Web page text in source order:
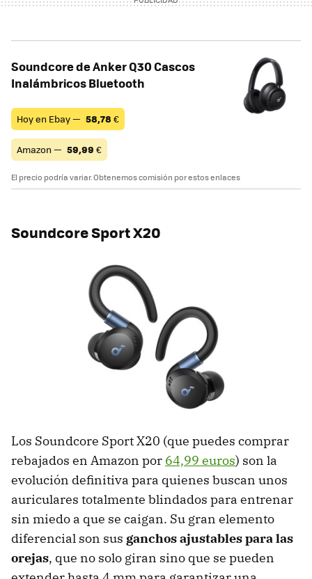
Soundcore de Anker Q30 Cascos
Inalámbricos Bluetooth
Hoy en Ebay — 58,78 €
Amazon — 59,99 €
El precio podría variar. Obtenemos comisión por estos enlaces
Soundcore Sport X20
Los Soundcore Sport X20 (que puedes comprar
rebajados en Amazon por 64,99 euros) son la
evolución definitiva para quienes buscan unos
auriculares totalmente blindados para entrenar
sin miedo a que se caigan. Su gran elemento
diferencial son sus ganchos ajustables para las
orejas, que no solo giran sino que se pueden